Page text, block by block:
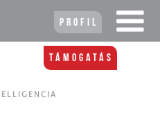
Profil
Támogatás